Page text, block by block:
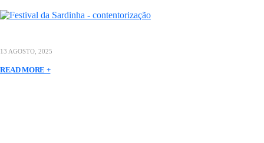
13 AGOSTO, 2025
READ MORE +